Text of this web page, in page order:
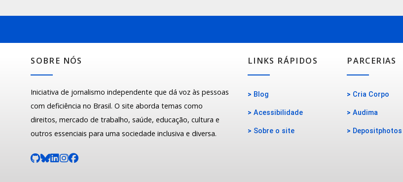
SOBRE NÓS
Iniciativa de jornalismo independente que dá voz às pessoas
com deficiência no Brasil. O site aborda temas como
direitos, mercado de trabalho, saúde, educação, cultura e
outros essenciais para uma sociedade inclusiva e diversa.
LINKS RÁPIDOS
> Blog
> Acessibilidade
> Sobre o site
PARCERIAS
> Cria Corpo
> Audima
> Depositphotos